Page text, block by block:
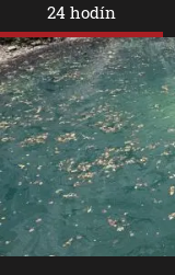
24 hodín